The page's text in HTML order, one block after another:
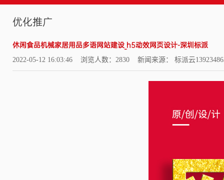
优化推广
休闲食品机械家居用品多语网站建设_h5动效网页设计-深圳标派
2022-05-12 16:03:46 浏览人数：2830 新闻来源： 标派云